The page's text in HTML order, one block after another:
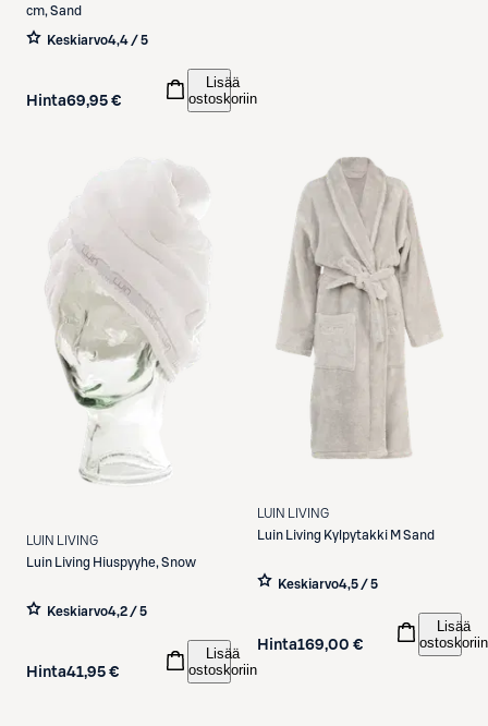
cm, Sand
Keskiarvo4,4 / 5
Hinta69,95 €
Lisää
ostoskoriin
LUIN LIVING
Luin Living Hiuspyyhe, Snow
Keskiarvo4,2 / 5
Hinta41,95 €
Lisää
ostoskoriin
LUIN LIVING
Luin Living Kylpytakki M Sand
Keskiarvo4,5 / 5
Hinta169,00 €
Lisää
ostoskoriin